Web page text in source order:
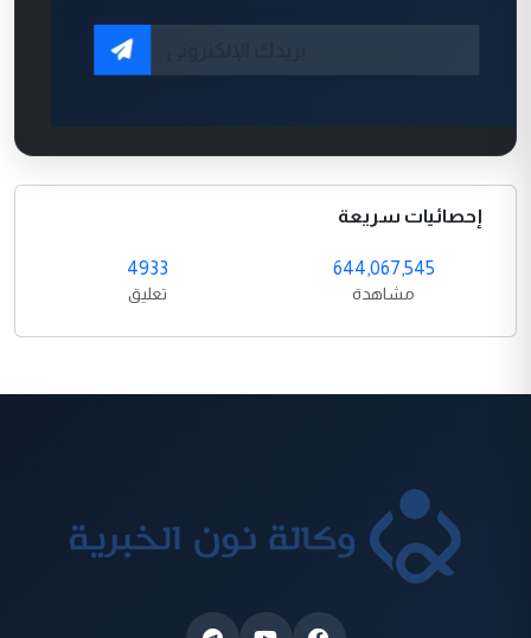
إحصائيات سريعة
644,067,545
مشاهدة
4933
تعليق